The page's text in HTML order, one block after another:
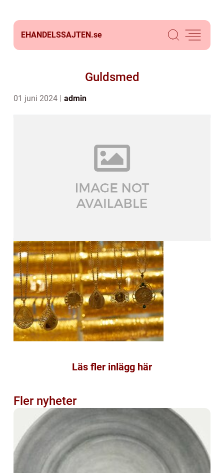
EHANDELSSAJTEN.se
Guldsmed
01 juni 2024 admin
Läs fler inlägg här
Fler nyheter